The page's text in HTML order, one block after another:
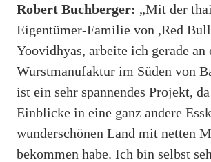
Robert Buchberger: „Mit der
Eigentümer-Familie von ,Red
Yoovidhyas, arbeite ich gerade an
Wurstmanufaktur im Süden von
ist ein sehr spannendes Projekt,
Einblicke in eine ganz andere
wunderschönen Land mit netten
bekommen habe. Ich bin selbst